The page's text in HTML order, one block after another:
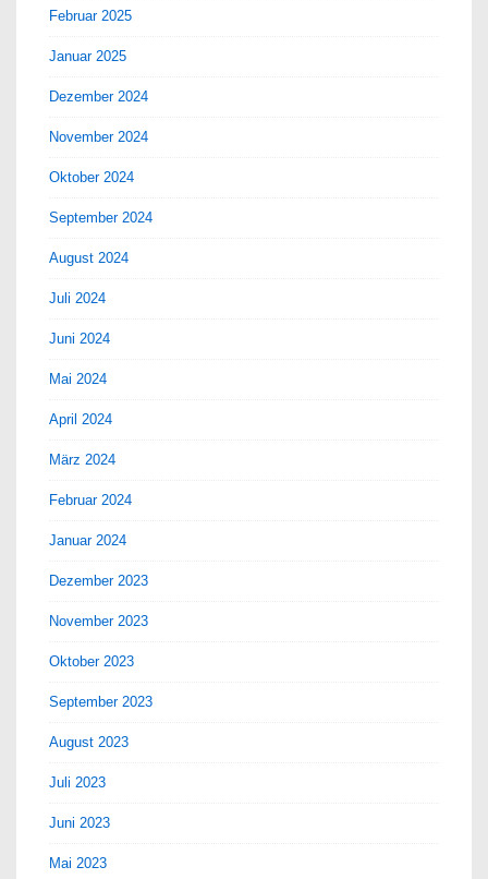
Februar 2025
Januar 2025
Dezember 2024
November 2024
Oktober 2024
September 2024
August 2024
Juli 2024
Juni 2024
Mai 2024
April 2024
März 2024
Februar 2024
Januar 2024
Dezember 2023
November 2023
Oktober 2023
September 2023
August 2023
Juli 2023
Juni 2023
Mai 2023